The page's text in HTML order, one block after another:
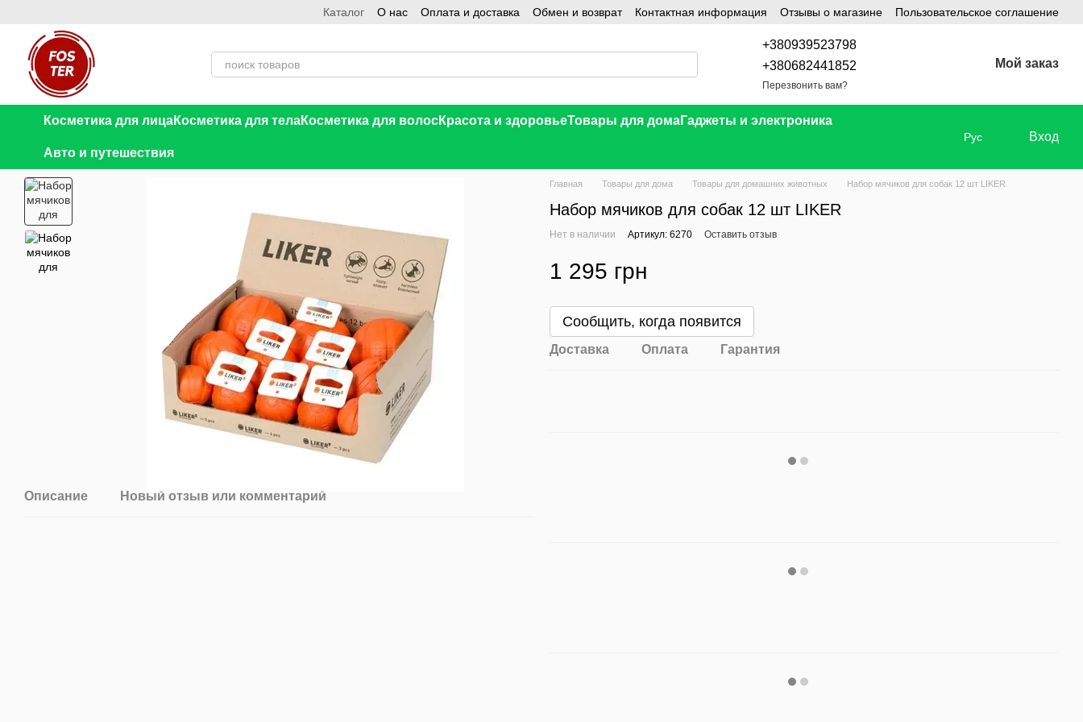
Каталог О нас Оплата и доставка Обмен и возврат Контактная информация Отзывы о магазине Пользовательское соглашение
+380939523798
+380682441852
Перезвонить вам?
Мой заказ
Косметика для лицаКосметика для телаКосметика для волосКрасота и здоровьеТовары для домаГаджеты и электроника
Авто и путешествия
Рус Вход
Описание Новый отзыв или комментарий
Главная Товары для дома Товары для домашних животных Набор мячиков для собак 12 шт LIKER
Набор мячиков для собак 12 шт LIKER
Нет в наличии Артикул: 6270 Оставить отзыв
1 295 грн
В желания
Сообщить, когда появится
Доставка Оплата Гарантия